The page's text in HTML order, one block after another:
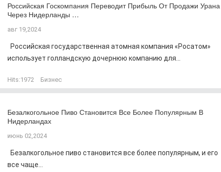
Российская Госкомпания Переводит Прибыль От Продажи Урана
Через Нидерланды …
авг 19,2024
Российская государственная атомная компания «Росатом»
использует голландскую дочернюю компанию для...
Hits:1972 Бизнес
Безалкогольное Пиво Становится Все Более Популярным В
Нидерландах
июнь 02,2024
Безалкогольное пиво становится все более популярным, и его
все чаще...